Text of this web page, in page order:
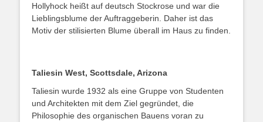
Hollyhock heißt auf deutsch Stockrose und war die
Lieblingsblume der Auftraggeberin. Daher ist das
Motiv der stilisierten Blume überall im Haus zu finden.
Taliesin West, Scottsdale, Arizona
Taliesin wurde 1932 als eine Gruppe von Studenten
und Architekten mit dem Ziel gegründet, die
Philosophie des organischen Bauens voran zu